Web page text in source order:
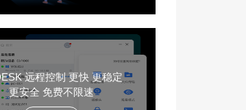
远程控制 更快 更稳定
更安全 免费不限速